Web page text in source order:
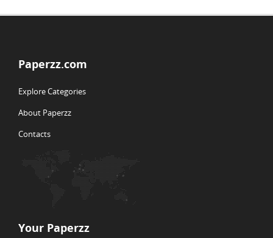
Paperzz.com
Explore Categories
About Paperzz
Contacts
Your Paperzz